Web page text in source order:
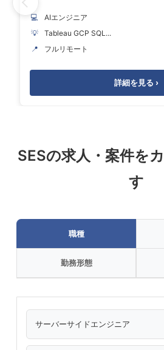
💻
AIエンジニア
💡
Tableau GCP SQL...
📍
フルリモート
詳細を見る ›
SESの求人・案件を
す
職種
勤務形態
サーバーサイドエンジニア